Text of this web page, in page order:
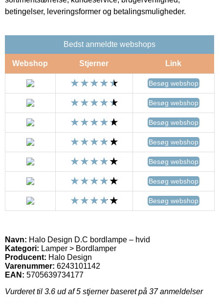
betingelser, leveringsformer og betalingsmuligheder.
Bedst anmeldte webshops
Webshop Stjerner Link
Besøg webshop
Besøg webshop
Besøg webshop
Besøg webshop
Besøg webshop
Besøg webshop
Besøg webshop
Navn: Halo Design D.C bordlampe – hvid
Kategori: Lamper > Bordlamper
Producent: Halo Design
Varenummer: 6243101142
EAN: 5705639734177
Vurderet til 3.6 ud af 5 stjerner baseret på 37anmeldelser